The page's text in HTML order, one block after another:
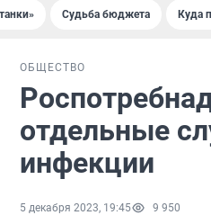
Судьба бюджета Куда
ОБЩЕСТВО
отдельные
инфекции
5 декабря 2023, 19:45 9 950